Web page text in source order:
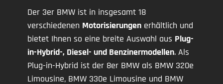
Der 3er BMW ist in insgesamt 18
verschiedenen Motorisierungen erhältlich und
bietet Ihnen so eine breite Auswahl aus Plug-
in-Hybrid-, Diesel- und Benzinermodellen. Als
Plug-in-Hybrid ist der 8er BMW als BMW 320e
Limousine, BMW 330e Limousine und BMW